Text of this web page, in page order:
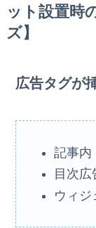
ット設置時
ズ】
広告タグが
記事
目次広
ウィジ